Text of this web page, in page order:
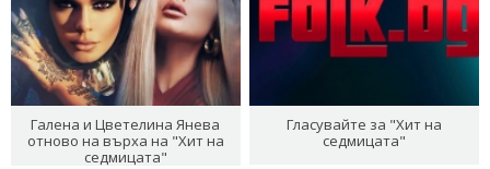
Галена и Цветелина Янева
отново на върха на "Хит на
седмицата"
Гласувайте за "Хит на
седмицата"